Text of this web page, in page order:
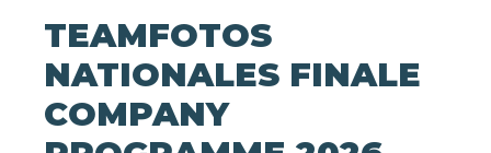
TEAMFOTOS
NATIONALES FINALE
COMPANY